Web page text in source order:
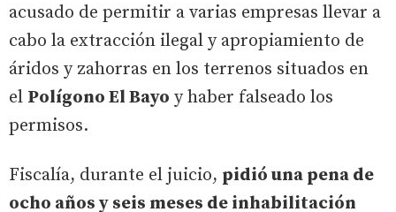
acusado de permitir a varias empresas llevar a
cabo la extracción ilegal y apropiamiento de
áridos y zahorras en los terrenos situados en
el Polígono El Bayo y haber falseado los
permisos.
Fiscalía, durante el juicio, pidió una pena de
ocho años y seis meses de inhabilitación